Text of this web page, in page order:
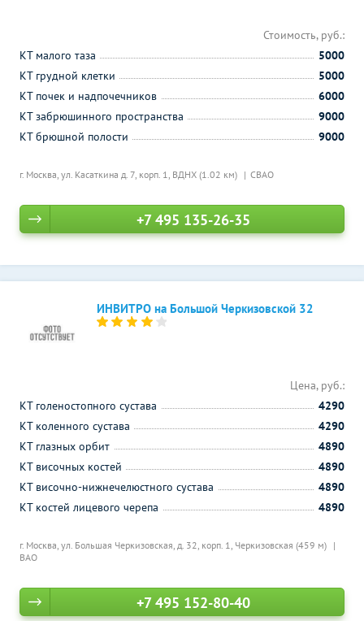
г. Москва, ул. Касаткина д. 7, корп. 1, ВДНХ (1.02 км) СВАО
Стоимость, руб.:
КТ малого таза
5000
КТ грудной клетки
5000
КТ почек и надпочечников
6000
КТ забрюшинного пространства
9000
КТ брюшной полости
9000
+7 495 135-26-35
ИНВИТРО на Большой Черкизовской 32
г. Москва, ул. Большая Черкизовская, д. 32, корп. 1, Черкизовская (459 м)
ВАО
Цена, руб.:
КТ голеностопного сустава
4290
КТ коленного сустава
4290
КТ глазных орбит
4890
КТ височных костей
4890
КТ височно-нижнечелюстного сустава
4890
КТ костей лицевого черепа
4890
+7 495 152-80-40